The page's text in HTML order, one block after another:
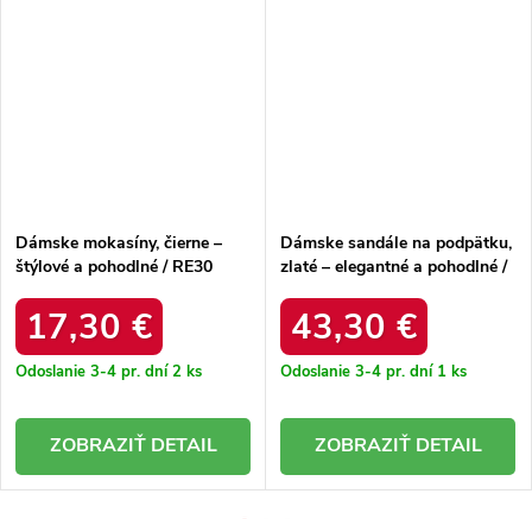
Dámske mokasíny, čierne –
štýlové a pohodlné / RE30
17,30 €
Odoslanie 3-4 pr. dní2 ks
DETAIL
Dámske sandále na podpätku,
zlaté – elegantné a pohodlné /
43,30 €
Odoslanie 3-4 pr. dní 1 ks
DETAIL